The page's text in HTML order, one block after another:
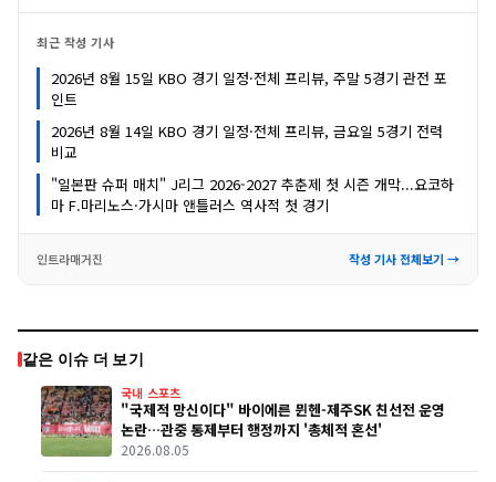
최근 작성 기사
2026년 8월 15일 KBO 경기 일정·전체 프리뷰, 주말 5경기 관전 포
인트
2026년 8월 14일 KBO 경기 일정·전체 프리뷰, 금요일 5경기 전력
비교
"일본판 슈퍼 매치" J리그 2026-2027 추춘제 첫 시즌 개막...요코하
마 F.마리노스·가시마 앤틀러스 역사적 첫 경기
인트라매거진 작성 기사 전체보기 →
같은 이슈 더 보기
국내 스포츠
"국제적 망신이다" 바이에른 뮌헨-제주SK 친선전 운영
논란…관중 통제부터 행정까지 '총체적 혼선'
2026.08.05